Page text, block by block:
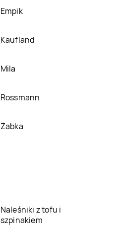
Empik
Kaufland
Mila
Rossmann
Żabka
Naleśniki z tofu i
szpinakiem